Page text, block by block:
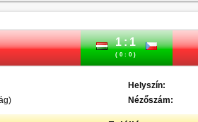
1:1
(0:0)
Helyszín:
Nézőszám: